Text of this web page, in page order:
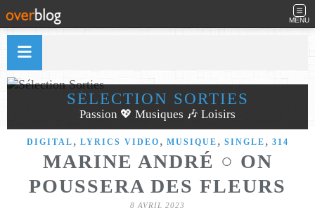
MENU
SÉLECTION SORTIES
Passion 💖 Musiques 🎶 Loisirs
DIGITAL , LYRICS VIDEO , MUSIQUE , SINGLE , 314
MARINE ANDRÉ ○ ON
POUSSERA DES FLEURS
8 AVRIL 2023